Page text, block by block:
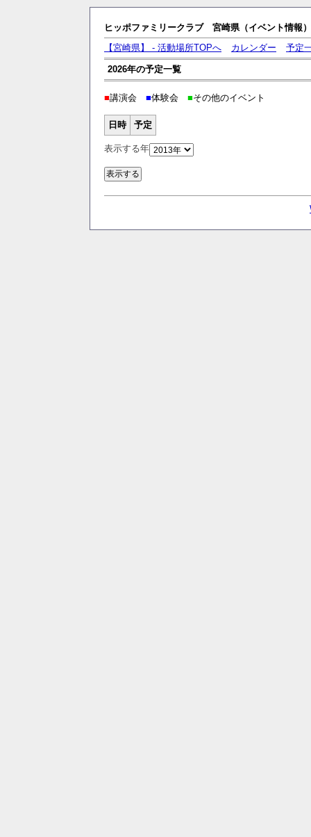
ヒッポファミリークラブ 宮崎県（イベント情報）
【宮崎県】 - 活動場所TOPへ
カレンダー 予定
2026年の予定一覧
■講演会 ■体験会 ■その他のイベント
日時 予定
表示する年